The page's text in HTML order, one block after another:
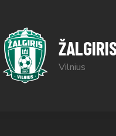
Vilnius